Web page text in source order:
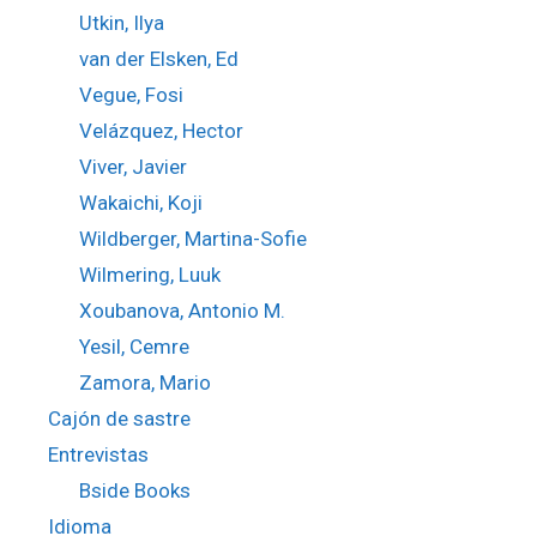
Utkin, Ilya
van der Elsken, Ed
Vegue, Fosi
Velázquez, Hector
Viver, Javier
Wakaichi, Koji
Wildberger, Martina-Sofie
Wilmering, Luuk
Xoubanova, Antonio M.
Yesil, Cemre
Zamora, Mario
Cajón de sastre
Entrevistas
Bside Books
Idioma